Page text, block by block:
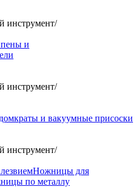
инструмент/
и
инструмент/
и вакуумные присоски
инструмент/
Ножницы для
по металлу